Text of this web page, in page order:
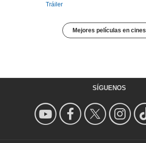
Tráiler
Mejores películas en cines
SÍGUENOS